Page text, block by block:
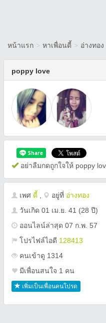
หน้าแรก > หาเพื่อนดี้ > อ่างทอง
poppy love
อย่าลืมกดถูกใจให้ poppy
เพศ ดี้ อยู่ที่ อ่างทอง
วันเกิด 01 เม.ย. 41 (28 ปี)
ออนไลน์ล่าสุด 07 ก.พ. 57
โปรไฟล์ไอดี 128413
คนเข้าดู 1314
มีเพื่อนสนใจ 1 คน
เพิ่มเป็นเพื่อนคนโปรด